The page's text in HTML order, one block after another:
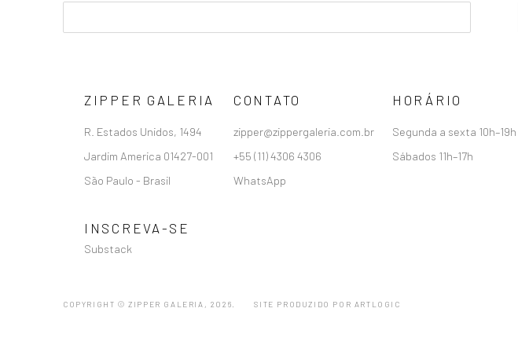
ZIPPER GALERIA
R. Estados Unidos, 1494
Jardim America 01427-001
São Paulo - Brasil
INSCREVA-SE
Substack
CONTATO
zipper@zippergaleria.com.br
+55 (11) 4306 4306
WhatsApp
HORÁRIO
Segunda a sexta 10h–19h
Sábados 11h–17h
COPYRIGHT © ZIPPER GALERIA, 2026. SITE PRODUZIDO POR ARTLOGIC